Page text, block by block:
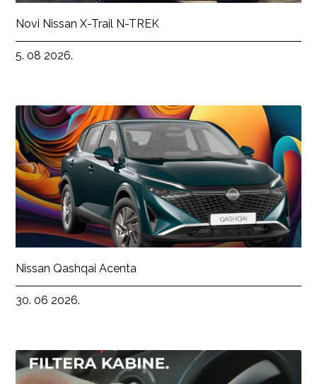
Novi Nissan X-Trail N-TREK
5. 08 2026.
Nissan Qashqai Acenta
30. 06 2026.